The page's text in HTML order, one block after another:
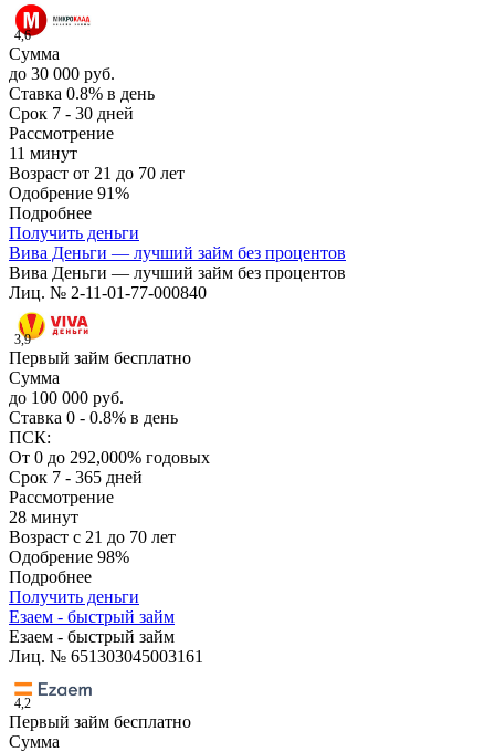
4,6
Сумма
до 30 000 руб.
Ставка 0.8% в день
Срок 7 - 30 дней
Рассмотрение
11 минут
Возраст от 21 до 70 лет
Одобрение 91%
Подробнее
Получить деньги
Вива Деньги — лучший займ без процентов
Вива Деньги — лучший займ без процентов
Лиц. № 2-11-01-77-000840
3,9
Первый займ бесплатно
Сумма
до 100 000 руб.
Ставка 0 - 0.8% в день
ПСК:
От 0 до 292,000% годовых
Срок 7 - 365 дней
Рассмотрение
28 минут
Возраст с 21 до 70 лет
Одобрение 98%
Подробнее
Получить деньги
Езаем - быстрый займ
Езаем - быстрый займ
Лиц. № 651303045003161
4,2
Первый займ бесплатно
Сумма